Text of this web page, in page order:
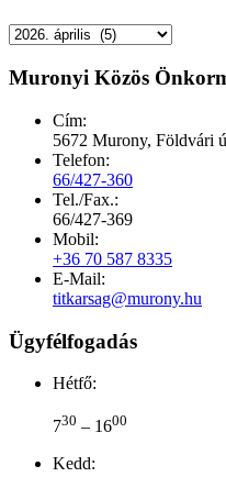
Archívum
Muronyi Közös
Cím:
5672 Murony, Földvári
Telefon:
66/427-360
Tel./Fax.:
66/427-369
Mobil:
+36 70 587 8335
E-Mail:
titkarsag@murony.hu
Ügyfélfogadás
Hétfő:
730 – 1600
Kedd: